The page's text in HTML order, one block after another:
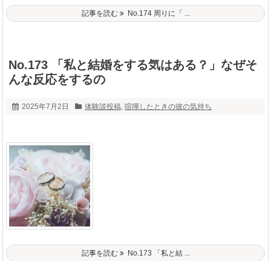
記事を読む No.174 周りに「 ...
No.173 「私と結婚をする気はある？」なぜそ
んな反応をするの
2025年7月2日 体験談投稿, 喧嘩したときの彼の気持ち
記事を読む No.173 「私と結 ...